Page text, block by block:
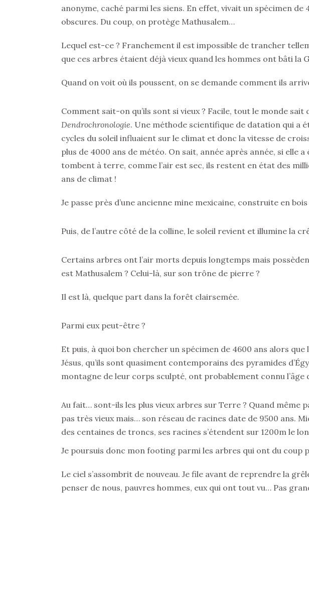
anonyme, caché parmi les siens. En effet, vivait un spécimen de
obscures. Du coup, on protège Mathusalem…
Lequel est-ce ? Franchement il est impossible de trancher
que ces arbres étaient déjà vieux quand les hommes ont bâti la
Quand on voit où ils poussent, on se demande comment ils
Comment sait-on qu’ils sont si vieux ? Facile, tout le monde
Dendrochronologie. Une méthode scientifique de datation qui a
cycles du soleil influaient sur le climat et donc la vitesse de
plus de 4000 ans de météo. On sait, année après année, si elle
tombent à terre, comme l’air est sec, ils restent en état des
ans de climat !
Je passe près d’une ancienne mine mexicaine, construite en
Puis, de l’autre côté de la colline, le soleil revient et illumine la
Certains arbres ont l’air morts depuis longtemps mais
est Mathusalem ? Celui-là, sur son trône de pierre ?
Il est là, quelque part dans la forêt clairsemée.
Parmi eux peut-être ?
Et puis, à quoi bon chercher un spécimen de 4600 ans alors
Jésus, qu’ils sont quasiment contemporains des pyramides
montagne de leur corps sculpté, ont probablement connu l’âge
Au fait… sont-ils les plus vieux arbres sur Terre ? Quand même
pas très vieux mais… son réseau de racines date de 9500 ans.
des centaines de troncs, ses racines s’étendent sur 1200m le
Je poursuis donc mon footing parmi les arbres qui ont du coup
Le ciel s’assombrit de nouveau. Je file avant de reprendre la
penser de nous, pauvres hommes, eux qui ont tout vu… Pas